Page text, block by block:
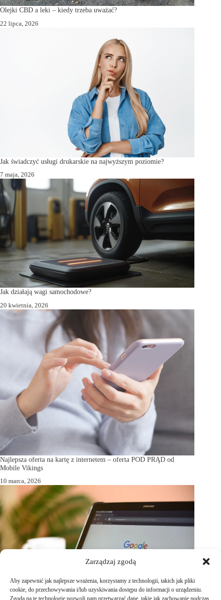
Zarządzaj zgodą
Aby zapewnić jak najlepsze wrażenia, korzystamy z technologii, takich jak pliki
cookie, do przechowywania i/lub uzyskiwania dostępu do informacji o urządzeniu.
Zgoda na te technologie pozwoli nam przetwarzać dane, takie jak zachowanie podczas
Olejki CBD a leki – kiedy trzeba uważać?
22 lipca, 2026
Jak świadczyć usługi drukarskie na najwyższym poziomie?
7 maja, 2026
Jak działają wagi samochodowe?
20 kwietnia, 2026
Najlepsza oferta na kartę z internetem – oferta POD PRĄD od
Mobile Vikings
10 marca, 2026